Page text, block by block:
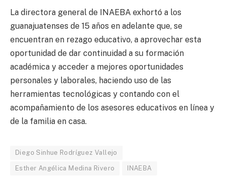
La directora general de INAEBA exhortó a los
guanajuatenses de 15 años en adelante que, se
encuentran en rezago educativo, a aprovechar esta
oportunidad de dar continuidad a su formación
académica y acceder a mejores oportunidades
personales y laborales, haciendo uso de las
herramientas tecnológicas y contando con el
acompañamiento de los asesores educativos en línea y
de la familia en casa.
Diego Sinhue Rodríguez Vallejo
Esther Angélica Medina Rivero INAEBA